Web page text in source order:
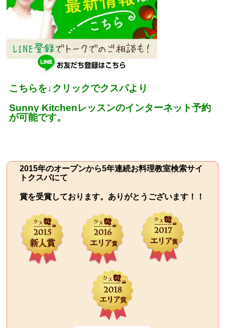
こちらを↓クリックでクスパより
Sunny Kitchenレッスンのインターネット予約
が可能です。
2015年のオープンから5年連続お料理教室検索サイ
トクスパにて
賞を受賞しております。ありがとうございます！！